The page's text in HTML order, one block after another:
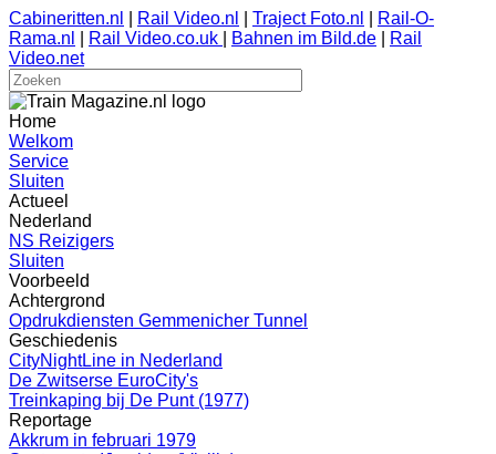
Cabineritten.nl Rail Video.nl Traject Foto.nl
Rail-O-
Rama.nl
Rail Video.co.uk Bahnen im Bild.de
Rail
Video.net
Home
Welkom
Service
Sluiten
Actueel
Nederland
NS Reizigers
Sluiten
Voorbeeld
Achtergrond
Opdrukdiensten Gemmenicher Tunnel
Geschiedenis
CityNightLine in Nederland
De Zwitserse EuroCity's
Treinkaping bij De Punt (1977)
Reportage
Akkrum in februari 1979